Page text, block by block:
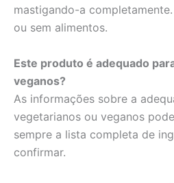
mastigando-a
ou sem alimentos.
Este produto é adequado
veganos?
As informações sobre a
vegetarianos ou veganos
sempre a lista completa de
confirmar.